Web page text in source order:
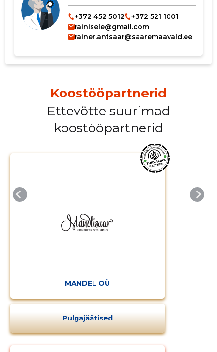
+372 452 5012
+372 521 1001
rainisele@gmail.com
rainer.antsaar@saaremaavald.ee
Koostööpartnerid
Ettevõtte suurimad
koostööpartnerid
MANDEL OÜ
Pulgajäätised